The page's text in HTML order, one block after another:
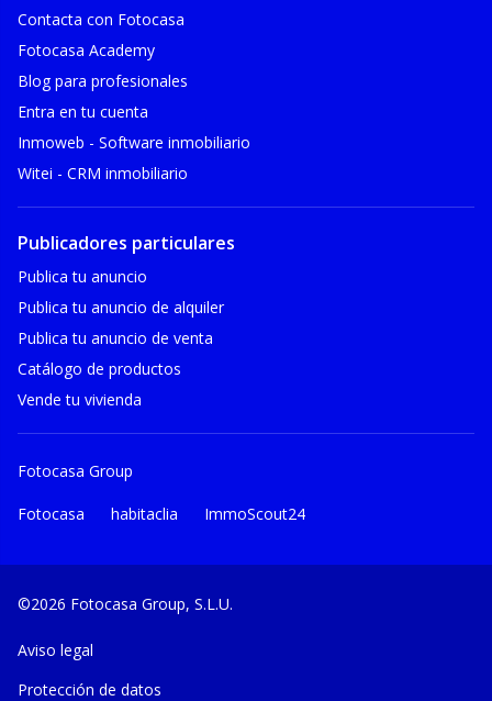
Contacta con Fotocasa
Fotocasa Academy
Blog para profesionales
Entra en tu cuenta
Inmoweb - Software inmobiliario
Witei - CRM inmobiliario
Publicadores particulares
Publica tu anuncio
Publica tu anuncio de alquiler
Publica tu anuncio de venta
Catálogo de productos
Vende tu vivienda
Fotocasa Group
Fotocasa habitaclia ImmoScout24
©2026 Fotocasa Group, S.L.U.
Aviso legal
Protección de datos